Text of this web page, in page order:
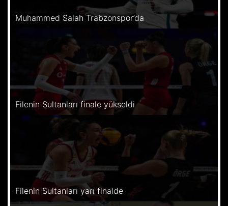
Muhammed Salah Trabzonspor’da
Filenin Sultanları finale yükseldi
Filenin Sultanları yarı finalde